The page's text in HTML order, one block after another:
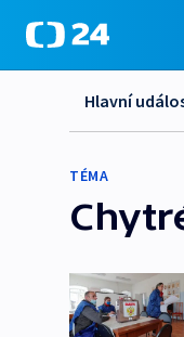
Hlavní
TÉMA